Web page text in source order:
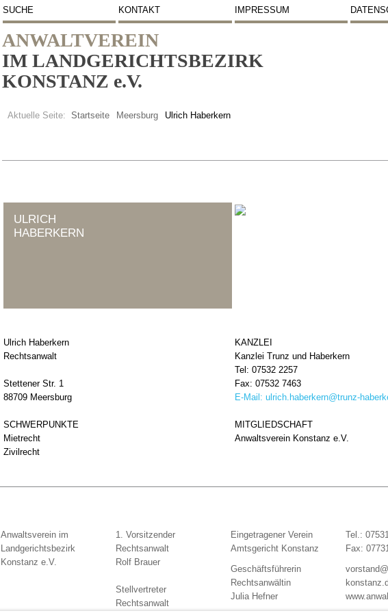
SUCHE KONTAKT IMPRESSUM
ANWALTVEREIN
IM LANDGERICHTSBEZIRK
KONSTANZ e.V.
Aktuelle Seite: Startseite Meersburg Ulrich Haberkern
ULRICH
HABERKERN
Ulrich Haberkern
Rechtsanwalt
Stettener Str. 1
88709 Meersburg
KANZLEI
Kanzlei Trunz und Haberkern
Tel: 07532 2257
Fax: 07532 7463
E-Mail: ulrich.haberkern@trunz-
SCHWERPUNKTE
Mietrecht
Zivilrecht
MITGLIEDSCHAFT
Anwaltsverein Konstanz e.V.
Anwaltsverein im
Landgerichtsbezirk
Konstanz e.V.
1. Vorsitzender
Rechtsanwalt
Rolf Brauer
Stellvertreter
Rechtsanwalt
Eingetragener Verein
Amtsgericht Konstanz
Geschäftsführerin
Rechtsanwältin
Julia Hefner
Tel.:
Fax: